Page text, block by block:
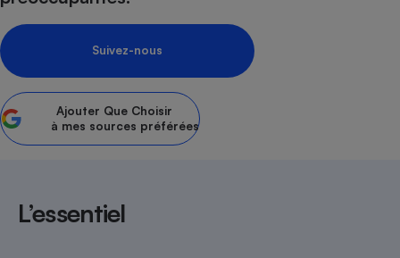
Suivez-nous
Ajouter Que Choisir
à mes sources préférées
L’essentiel
Assurance emprunteur
Petit électroménager -